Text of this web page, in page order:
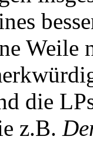
Weile
die
z.B.